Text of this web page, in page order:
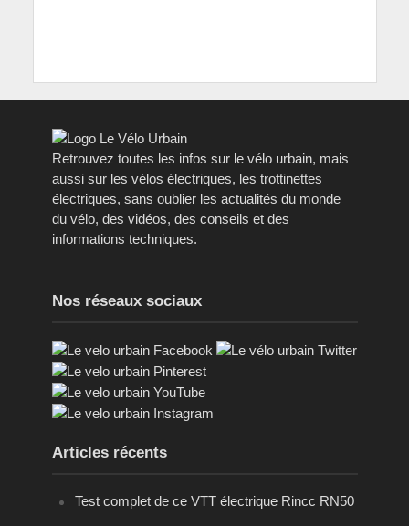
Retrouvez toutes les infos sur le vélo urbain, mais
aussi sur les vélos électriques, les trottinettes
électriques, sans oublier les actualités du monde
du vélo, des vidéos, des conseils et des
informations techniques.
Nos réseaux sociaux
Articles récents
Test complet de ce VTT électrique Rincc RN50